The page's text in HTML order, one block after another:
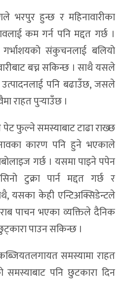
भरपुर हुन्छ र महिनावारीका
कम गर्न पनि मद्दत गर्छ ।
संकुचनलाई बलियो
बच्न सकिन्छ । साथै यसले
उत्पादनलाई पनि बढाउँछ, जसले
राहत पुर्‍याउँछ ।
फुल्ने समस्याबाट टाढा राख्छ
कारण पनि हुने भएकाले
गर्छ । यसमा पाइने पपेन
टुक्रा पार्न मद्दत गर्छ र
यसका केही एन्टिअक्सिडेन्टले
पाचन भएका व्यक्तिले दैनिक
पाउन सकिन्छ ।
समस्यामा राहत
पनि छुटकारा दिन